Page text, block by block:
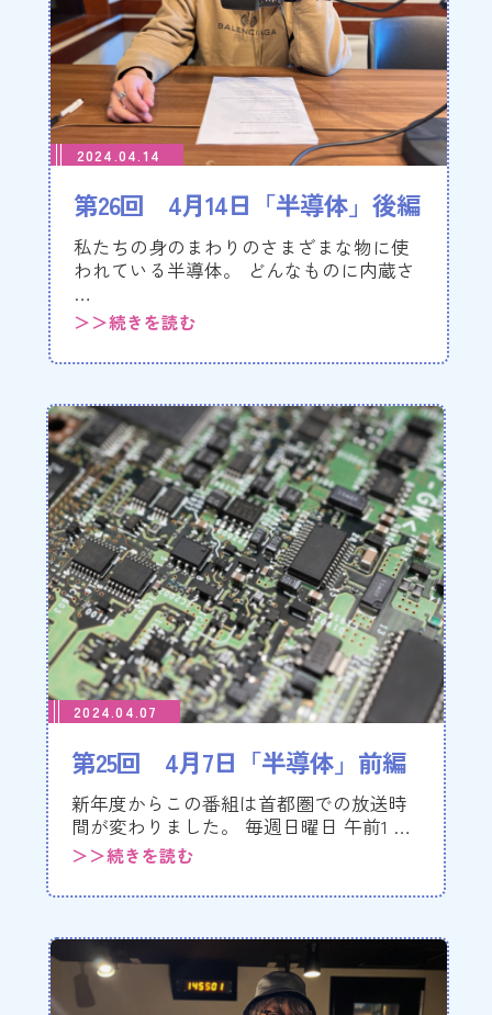
2024.04.14
第26回 4月14日「半導体」後編
私たちの身のまわりのさまざまな物に使
われている半導体。 どんなものに内蔵さ
…
＞＞続きを読む
2024.04.07
第25回 4月7日「半導体」前編
新年度からこの番組は首都圏での放送時
間が変わりました。 毎週日曜日 午前1 …
＞＞続きを読む